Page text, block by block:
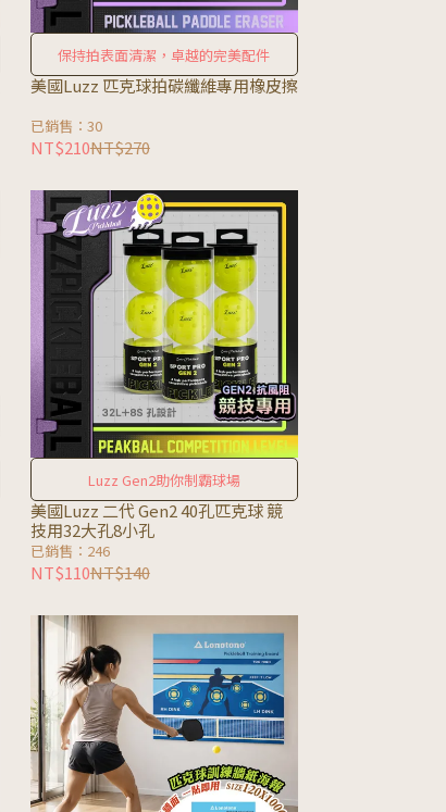
保持拍表面清潔，卓越的完美配件
美國Luzz 匹克球拍碳纖維專用橡皮擦
已銷售：30
NT$210NT$270
Luzz Gen2助你制霸球場
美國Luzz 二代 Gen2 40孔匹克球 競
技用32大孔8小孔
已銷售：246
NT$110NT$140